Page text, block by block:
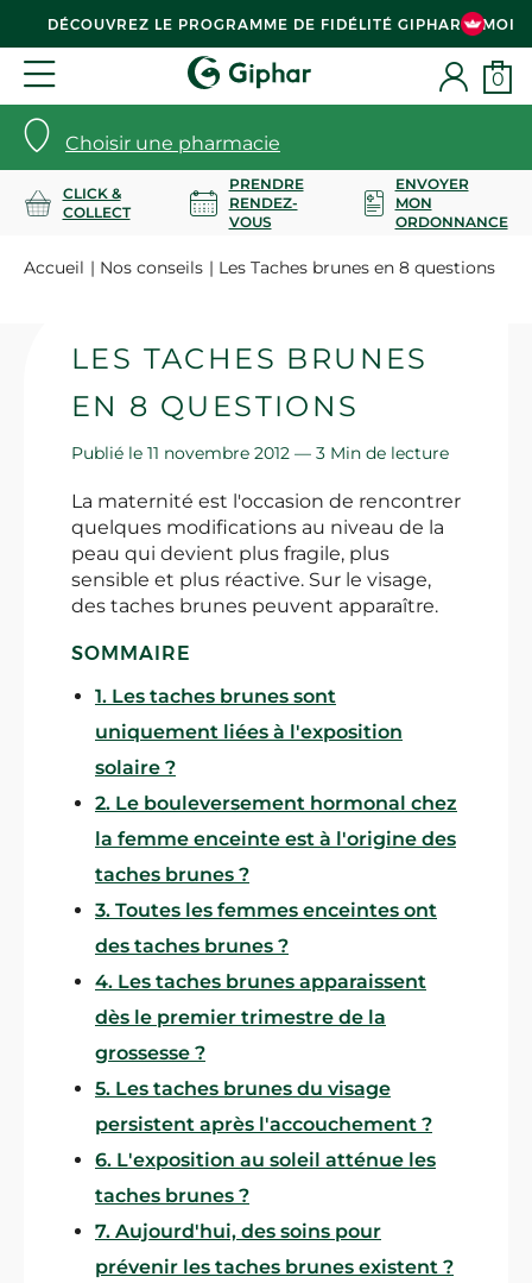
DÉCOUVREZ LE PROGRAMME DE FIDÉLITÉ GIPHAR & MOI
Choisir une pharmacie
0
CLICK &
COLLECT
PRENDRE
RENDEZ-
VOUS
ENVOYER
MON
ORDONNANCE
Accueil Nos conseils Les Taches brunes en 8 questions
LES TACHES BRUNES
EN 8 QUESTIONS
Publié le 11 novembre 2012 — 3 Min de lecture
La maternité est l'occasion de rencontrer
quelques modifications au niveau de la
peau qui devient plus fragile, plus
sensible et plus réactive. Sur le visage,
des taches brunes peuvent apparaître.
SOMMAIRE
1. Les taches brunes sont
uniquement liées à l'exposition
solaire ?
2. Le bouleversement hormonal chez
la femme enceinte est à l'origine des
taches brunes ?
3. Toutes les femmes enceintes ont
des taches brunes ?
4. Les taches brunes apparaissent
dès le premier trimestre de la
grossesse ?
5. Les taches brunes du visage
persistent après l'accouchement ?
6. L'exposition au soleil atténue les
taches brunes ?
7. Aujourd'hui, des soins pour
prévenir les taches brunes existent ?